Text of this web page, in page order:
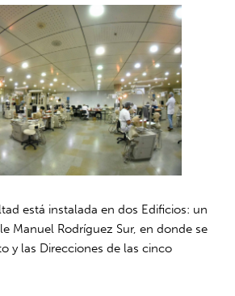
está instalada en dos Edificios: un
Manuel Rodríguez Sur, en donde se
y las Direcciones de las cinco